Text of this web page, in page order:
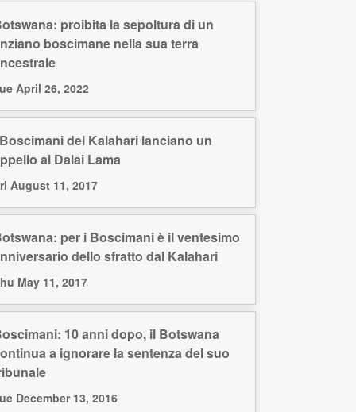
proibita la sepoltura di un
boscimane nella sua terra
April 26, 2022
del Kalahari lanciano un
al Dalai Lama
August 11, 2017
per i Boscimani è il ventesimo
dello sfratto dal Kalahari
May 11, 2017
10 anni dopo, il Botswana
a ignorare la sentenza del suo
December 13, 2016